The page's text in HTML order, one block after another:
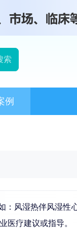
索
例
：风湿热伴风湿性
医疗建议或指导。